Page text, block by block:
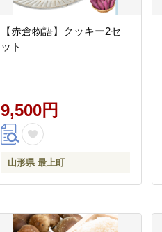
【赤倉物語】クッキー2セ
ット
9,500円
山形県 最上町